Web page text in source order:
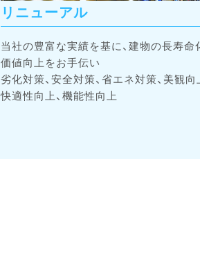
リニューアル
当社の豊富な実績を基に、建物の長寿命
価値向上をお手伝い
劣化対策、安全対策、省エネ対策、美観向
快適性向上、機能性向上